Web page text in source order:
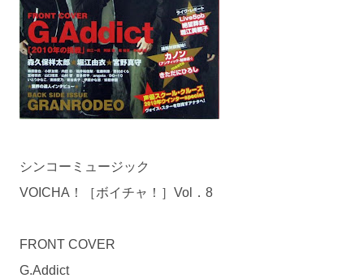
シンコーミュージック
VOICHA！［ボイチャ！］Vol．8
FRONT COVER
G.Addict